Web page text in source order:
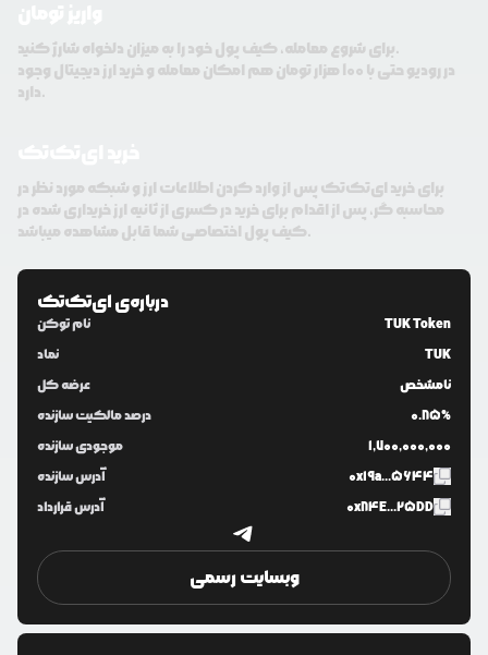
برای شروع معامله، کیف پول خود را به میزان دلخواه شارژ کنید.
در رودیو حتی با 100 هزار تومان هم امکان معامله و خرید ارز دیجیتال وجود
دارد.
برای خرید ای‌تک‌تک پس از وارد کردن اطلاعات ارز و شبکه مورد نظر در
محاسبه گر، پس از اقدام برای خرید در کسری از ثانیه ارز خریداری شده در
کیف پول اختصاصی شما قابل مشاهده میباشد.
درباره‌یای‌تک‌تک
نام توکن
TUK Token
نماد
TUK
عرضه کل
نامشخص
درصد مالکیت سازنده
0.85%
موجودی سازنده
1,700,000,000
آدرس سازنده
0x19a...5644
آدرس قرارداد
0x84E...25DD
وبسایت رسمی